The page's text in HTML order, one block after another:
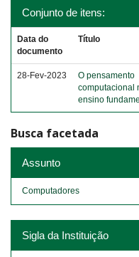
Conjunto de itens:
Data do
documento
Título
28-Fev-2023
O pensamento
computacional
ensino
Busca facetada
Assunto
Computadores
Sigla da Instituição